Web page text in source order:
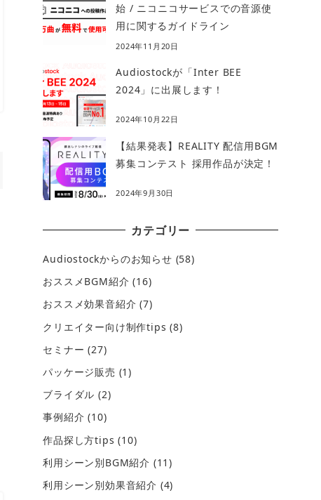
始 / ニコニコサービスでの音源使
用に関するガイドライン
2024年11月20日
Audiostockが「Inter BEE
2024」に出展します！
2024年10月22日
【結果発表】REALITY 配信用BGM
募集コンテスト 採用作品が決定！
2024年9月30日
カテゴリー
Audiostockからのお知らせ (58)
おススメBGM紹介 (16)
おススメ効果音紹介 (7)
クリエイター向け制作tips (8)
セミナー (27)
パッケージ販売 (1)
ブライダル (2)
事例紹介 (10)
作品探し方tips (10)
利用シーン別BGM紹介 (11)
利用シーン別効果音紹介 (4)